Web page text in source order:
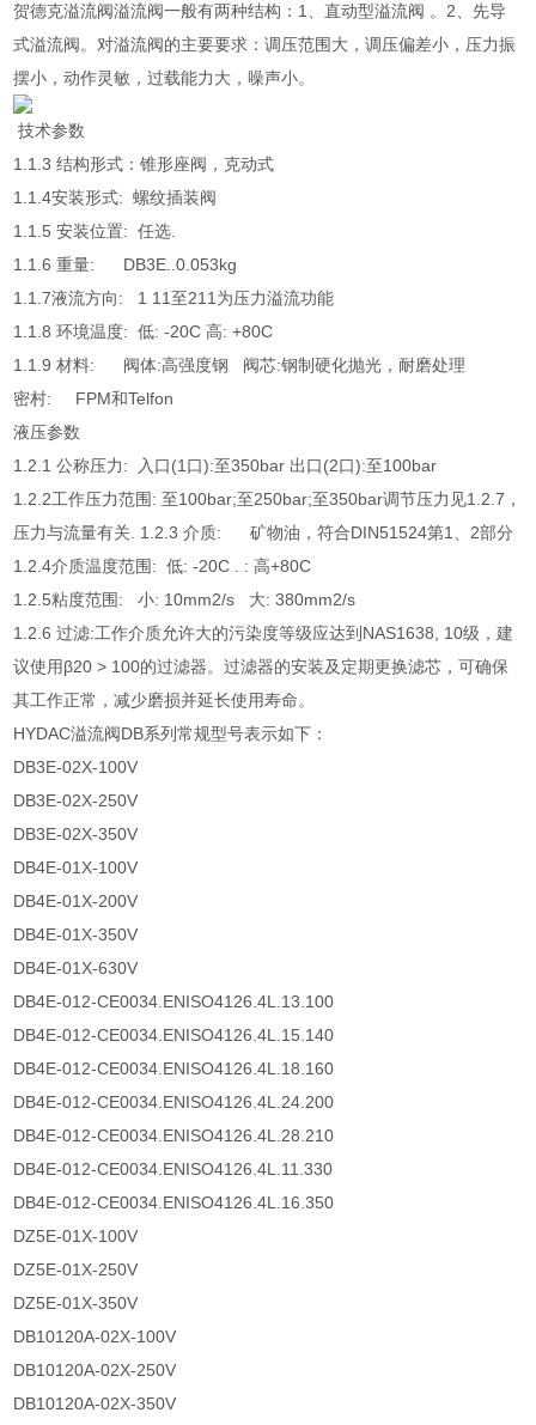
贺德克溢流阀溢流阀一般有两种结构：1、直动型溢流阀 。2、先导
式溢流阀。对溢流阀的主要要求：调压范围大，调压偏差小，压力振
摆小，动作灵敏，过载能力大，噪声小。
技术参数
1.1.3 结构形式：锥形座阀，克动式
1.1.4安装形式: 螺纹插装阀
1.1.5 安装位置: 任选.
1.1.6 重量: DB3E..0.053kg
1.1.7液流方向: 1 11至211为压力溢流功能
1.1.8 环境温度: 低: -20C 高: +80C
1.1.9 材料: 阀体:高强度钢 阀芯:钢制硬化抛光，耐磨处理
密村: FPM和Telfon
液压参数
1.2.1 公称压力: 入口(1口):至350bar 出口(2口):至100bar
1.2.2工作压力范围: 至100bar;至250bar;至350bar调节压力见1.2.7，
压力与流量有关. 1.2.3 介质: 矿物油，符合DIN51524第1、2部分
1.2.4介质温度范围: 低: -20C . : 高+80C
1.2.5粘度范围: 小: 10mm2/s 大: 380mm2/s
1.2.6 过滤:工作介质允许大的污染度等级应达到NAS1638, 10级，建
议使用β20 > 100的过滤器。过滤器的安装及定期更换滤芯，可确保
其工作正常，减少磨损并延长使用寿命。
HYDAC溢流阀DB系列常规型号表示如下：
DB3E-02X-100V
DB3E-02X-250V
DB3E-02X-350V
DB4E-01X-100V
DB4E-01X-200V
DB4E-01X-350V
DB4E-01X-630V
DB4E-012-CE0034.ENISO4126.4L.13.100
DB4E-012-CE0034.ENISO4126.4L.15.140
DB4E-012-CE0034.ENISO4126.4L.18.160
DB4E-012-CE0034.ENISO4126.4L.24.200
DB4E-012-CE0034.ENISO4126.4L.28.210
DB4E-012-CE0034.ENISO4126.4L.11.330
DB4E-012-CE0034.ENISO4126.4L.16.350
DZ5E-01X-100V
DZ5E-01X-250V
DZ5E-01X-350V
DB10120A-02X-100V
DB10120A-02X-250V
DB10120A-02X-350V